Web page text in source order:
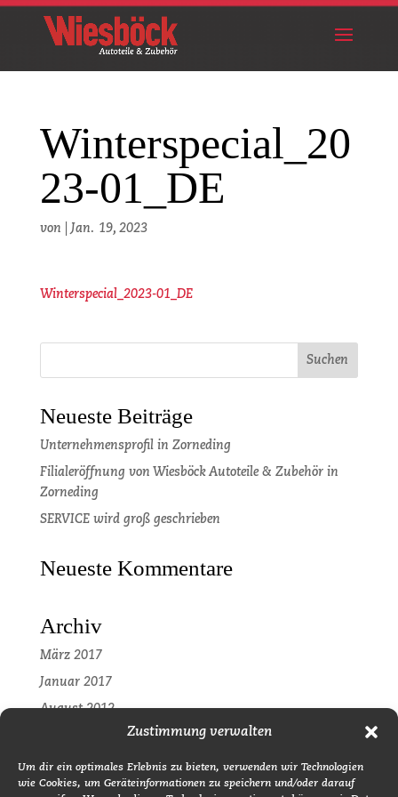
Zustimmung verwalten
Um dir ein optimales Erlebnis zu bieten, verwenden wir Technologien
wie Cookies, um Geräteinformationen zu speichern und/oder darauf
Winterspecial_20
23-01_DE
von Jan. 19, 2023
Winterspecial_2023-01_DE
Neueste Beiträge
Unternehmensprofil in Zorneding
Filialeröffnung von Wiesböck Autoteile & Zubehör in
Zorneding
SERVICE wird groß geschrieben
Neueste Kommentare
Archiv
März 2017
Januar 2017
August 2012
Kategorien
Pressemitteilung